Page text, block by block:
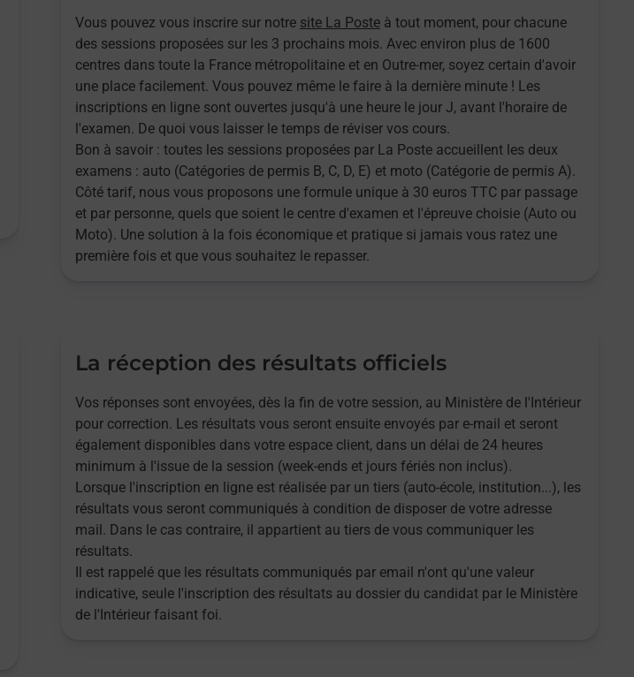
Vous pouvez vous inscrire sur notre site La Poste à tout moment, pour chacune
des sessions proposées sur les 3 prochains mois. Avec environ plus de 1600
centres dans toute la France métropolitaine et en Outre-mer, soyez certain d'avoir
une place facilement. Vous pouvez même le faire à la dernière minute ! Les
inscriptions en ligne sont ouvertes jusqu'à une heure le jour J, avant l'horaire de
l'examen. De quoi vous laisser le temps de réviser vos cours.
Bon à savoir : toutes les sessions proposées par La Poste accueillent les deux
examens : auto (Catégories de permis B, C, D, E) et moto (Catégorie de permis A).
Côté tarif, nous vous proposons une formule unique à 30 euros TTC par passage
et par personne, quels que soient le centre d'examen et l'épreuve choisie (Auto ou
Moto). Une solution à la fois économique et pratique si jamais vous ratez une
première fois et que vous souhaitez le repasser.
La réception des résultats officiels
Vos réponses sont envoyées, dès la fin de votre session, au Ministère de l'Intérieur
pour correction. Les résultats vous seront ensuite envoyés par e-mail et seront
également disponibles dans votre espace client, dans un délai de 24 heures
minimum à l'issue de la session (week-ends et jours fériés non inclus).
Lorsque l'inscription en ligne est réalisée par un tiers (auto-école, institution...), les
résultats vous seront communiqués à condition de disposer de votre adresse
mail. Dans le cas contraire, il appartient au tiers de vous communiquer les
résultats.
Il est rappelé que les résultats communiqués par email n'ont qu'une valeur
indicative, seule l'inscription des résultats au dossier du candidat par le Ministère
de l'Intérieur faisant foi.